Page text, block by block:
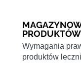
Wymagania
produktów